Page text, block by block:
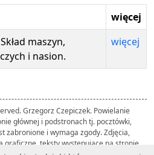
więcej
maszyn,
i nasion.
więcej
Grzegorz Czepiczek. Powielanie
głównej i podstronach tj. pocztówki,
zabronione i wymaga zgody. Zdjęcia,
graficzne, teksty występujące na stronie